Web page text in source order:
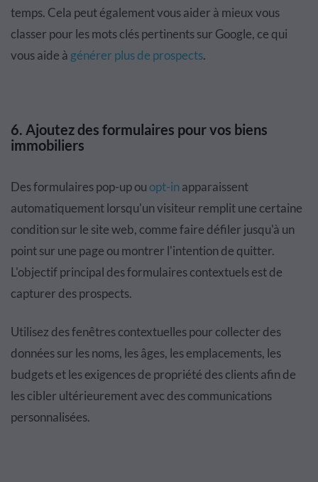
temps. Cela peut également vous aider à mieux vous
classer pour les mots clés pertinents sur Google, ce qui
vous aide à générer plus de prospects.
6. Ajoutez des formulaires pour vos biens
immobiliers
Des formulaires pop-up ouopt-inapparaissent
automatiquement lorsqu'un visiteur remplit une certaine
condition sur le site web, comme faire défiler jusqu'à un
point sur une page ou montrer l'intention de quitter.
L'objectif principal des formulaires contextuels est de
capturer des prospects.
Utilisez des fenêtres contextuelles pour collecter des
données sur les noms, les âges, les emplacements, les
budgets et les exigences de propriété des clients afin de
les cibler ultérieurement avec des communications
personnalisées.